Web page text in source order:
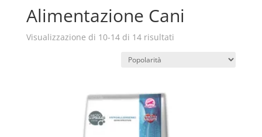
Alimentazione Cani
Visualizzazione di 10-14 di 14 risultatiPopolarità